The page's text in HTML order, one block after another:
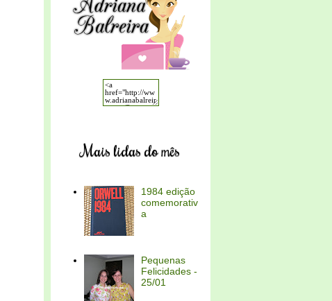
Mais lidas do mês
1984 edição
comemorativ
a
Pequenas
Felicidades -
25/01